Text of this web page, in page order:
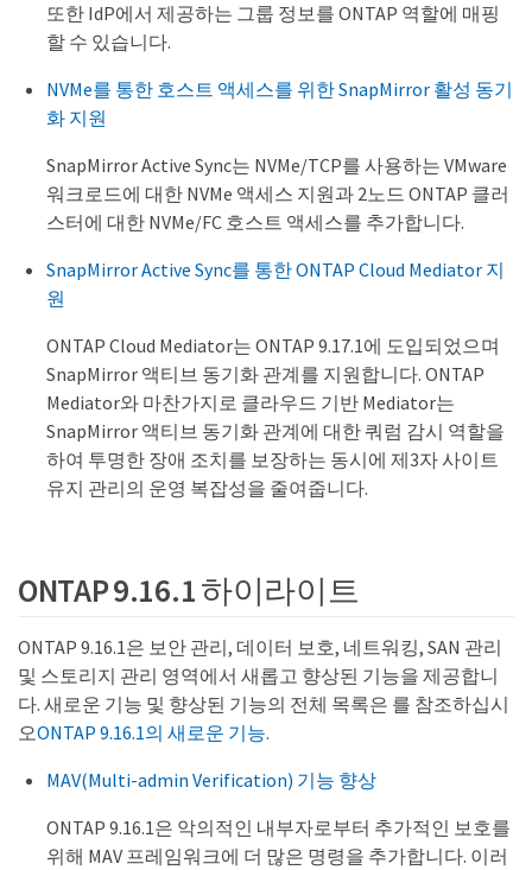
또한 IdP에서 제공하는 그룹 정보를 ONTAP 역할에 매핑
할 수 있습니다.
NVMe를 통한 호스트 액세스를 위한 SnapMirror 활성 동기
화 지원
SnapMirror Active Sync는 NVMe/TCP를 사용하는 VMware
워크로드에 대한 NVMe 액세스 지원과 2노드 ONTAP 클러
스터에 대한 NVMe/FC 호스트 액세스를 추가합니다.
SnapMirror Active Sync를 통한 ONTAP Cloud Mediator 지
원
ONTAP Cloud Mediator는 ONTAP 9.17.1에 도입되었으며
SnapMirror 액티브 동기화 관계를 지원합니다. ONTAP
Mediator와 마찬가지로 클라우드 기반 Mediator는
SnapMirror 액티브 동기화 관계에 대한 쿼럼 감시 역할을
하여 투명한 장애 조치를 보장하는 동시에 제3자 사이트
유지 관리의 운영 복잡성을 줄여줍니다.
ONTAP 9.16.1 하이라이트
ONTAP 9.16.1은 보안 관리, 데이터 보호, 네트워킹, SAN 관리
및 스토리지 관리 영역에서 새롭고 향상된 기능을 제공합니
다. 새로운 기능 및 향상된 기능의 전체 목록은 를 참조하십시
오ONTAP 9.16.1의 새로운 기능.
MAV(Multi-admin Verification) 기능 향상
ONTAP 9.16.1은 악의적인 내부자로부터 추가적인 보호를
위해 MAV 프레임워크에 더 많은 명령을 추가합니다. 이러